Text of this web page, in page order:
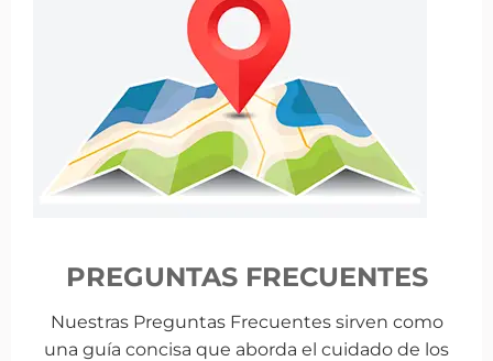
PREGUNTAS FRECUENTES
Nuestras Preguntas Frecuentes sirven como
una guía concisa que aborda el cuidado de los